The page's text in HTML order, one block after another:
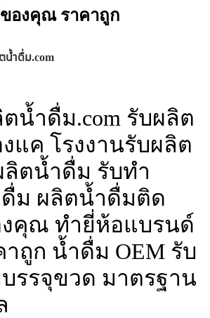
องคุณ ราคาถูก
น้ำดื่ม.com
น้ำดื่ม.com รับผลิต
แค โรงงานรับผลิต
ตน้ำดื่ม รับทำ
ม ผลิตน้ำดื่มติด
คุณ ทำยี่ห้อแบรนด์
าถูก น้ำดื่ม OEM รับ
รรจุขวด มาตรฐาน